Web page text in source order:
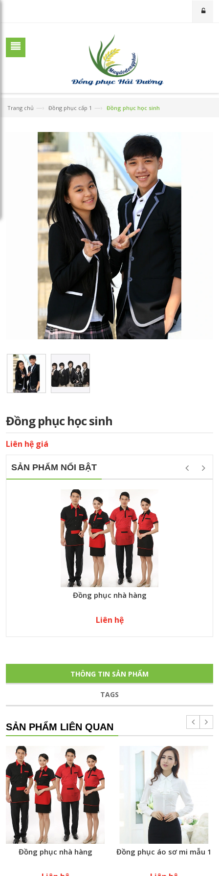
Trang chủ —› Đồng phục cấp 1 —› Đồng phục học sinh
Đồng phục học sinh
Liên hệ giá
SẢN PHẨM NỔI BẬT
Đồng phục nhà hàng
Liên hệ
THÔNG TIN SẢN PHẨM
TAGS
SẢN PHẨM LIÊN QUAN
Đồng phục nhà hàng Đồng phục áo sơ mi mẫu 1